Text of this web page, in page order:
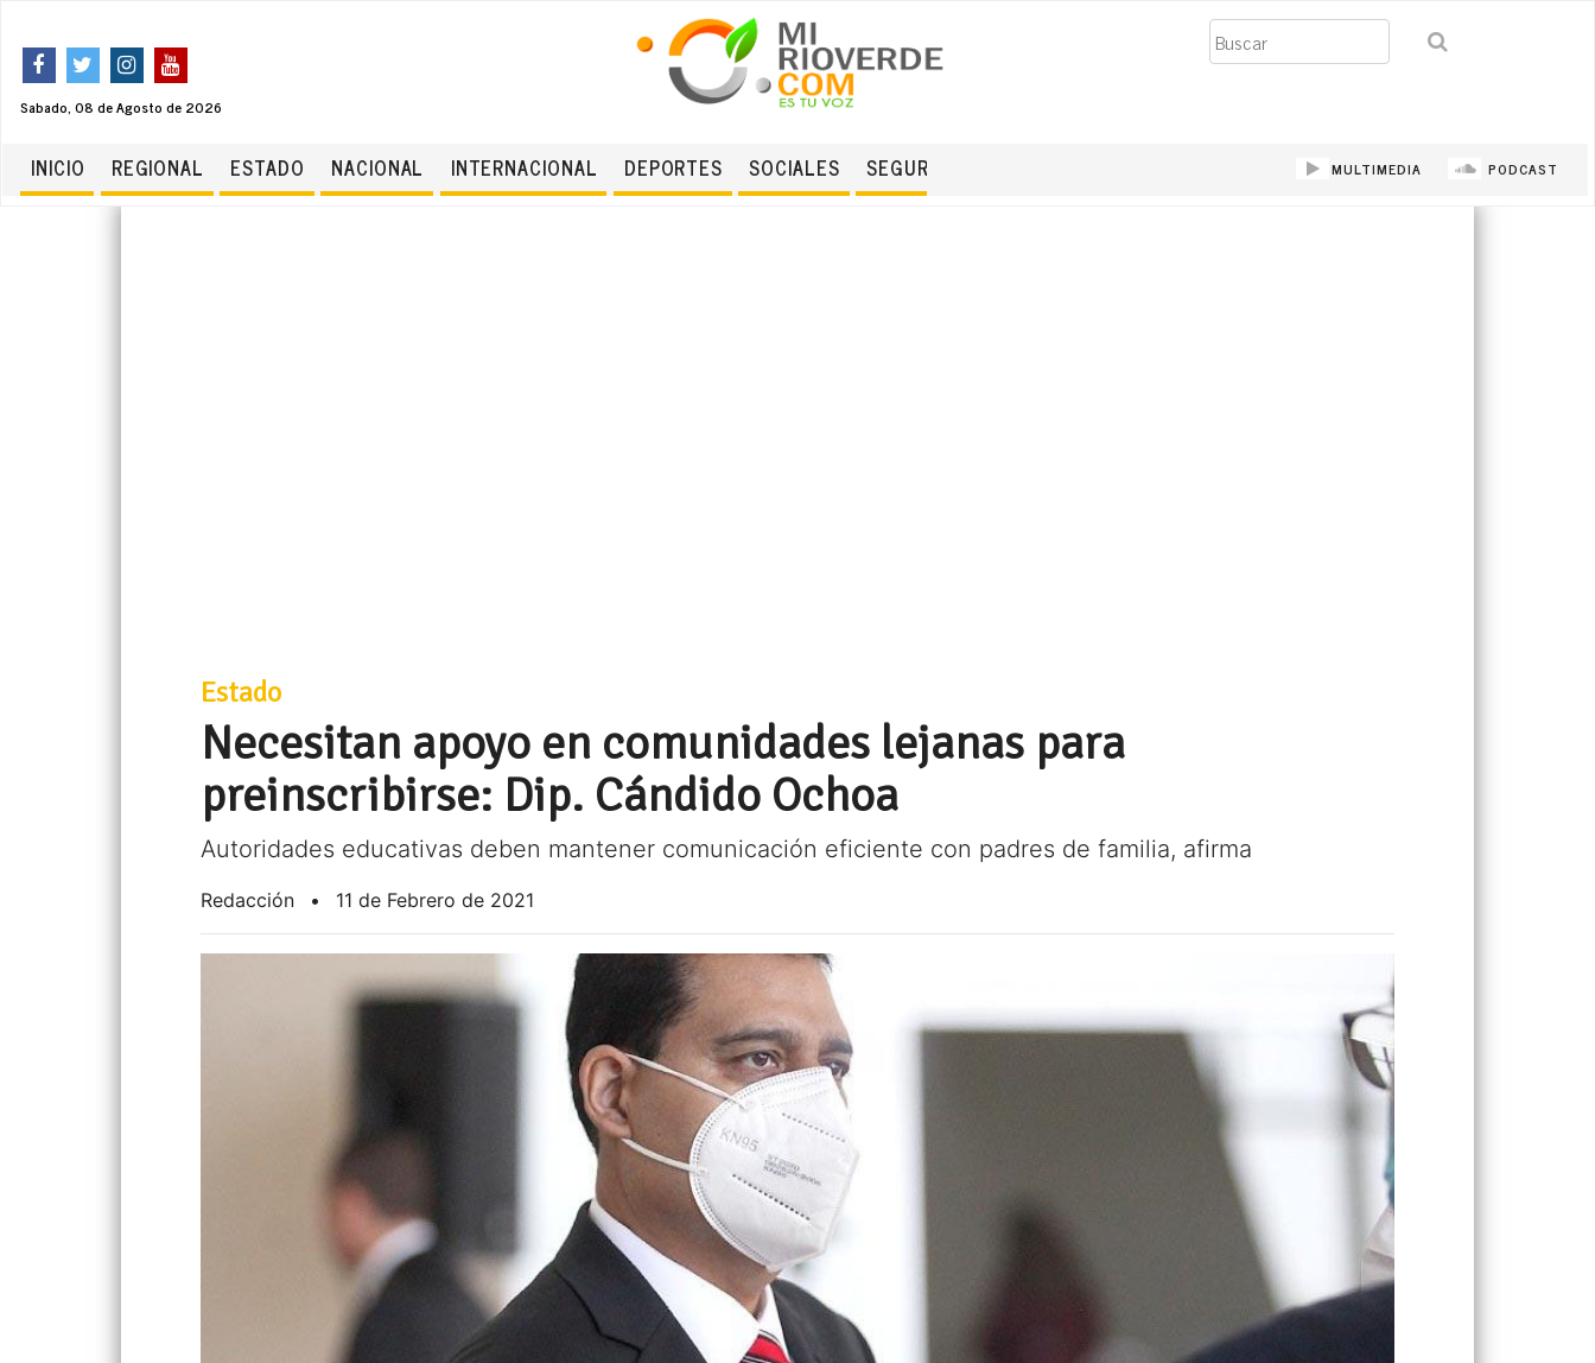
Sabado, 08 de Agosto de 2026
Buscar
INICIO REGIONAL ESTADO NACIONAL INTERNACIONAL DEPORTES SOCIALES SEGURIDAD MULTIMEDIA PODCAST
Estado
Necesitan apoyo en comunidades lejanas para
preinscribirse: Dip. Cándido Ochoa
Autoridades educativas deben mantener comunicación eficiente con padres de familia, afirma
Redacción • 11 de Febrero de 2021